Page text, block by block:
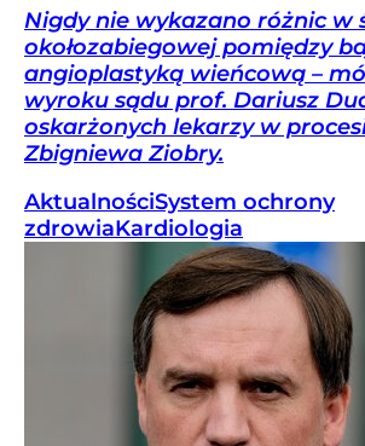
Nigdy nie wykazano różnic w
okołozabiegowej pomiędzy
angioplastyką wieńcową –
wyroku sądu prof. Dariusz
oskarżonych lekarzy w
Zbigniewa Ziobry.
AktualnościSystem ochrony
zdrowiaKardiologia